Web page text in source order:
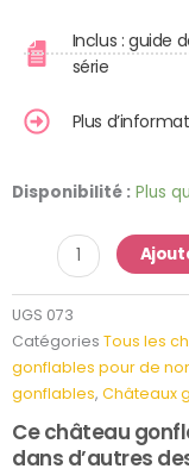
Inclus : guide
série
Plus
Disponibilité : Plus
quantité
Château
Gonflable
Course
d‘obstacle
"Jungle"
UGS 073
Catégories Tous les
gonflables pour de
gonflables, Châteaux
Ce château
dans d’autres